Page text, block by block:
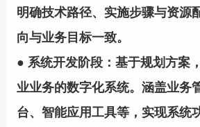
明确技术路径、实施步骤与资源
向与业务目标一致。
● 系统开发阶段：基于规划方案
业业务的数字化系统。涵盖业务
台、智能应用工具等，实现系统